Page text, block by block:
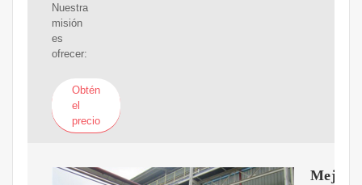
Nuestra
misión
es
ofrecer:
Obtén
el
precio
Mejor